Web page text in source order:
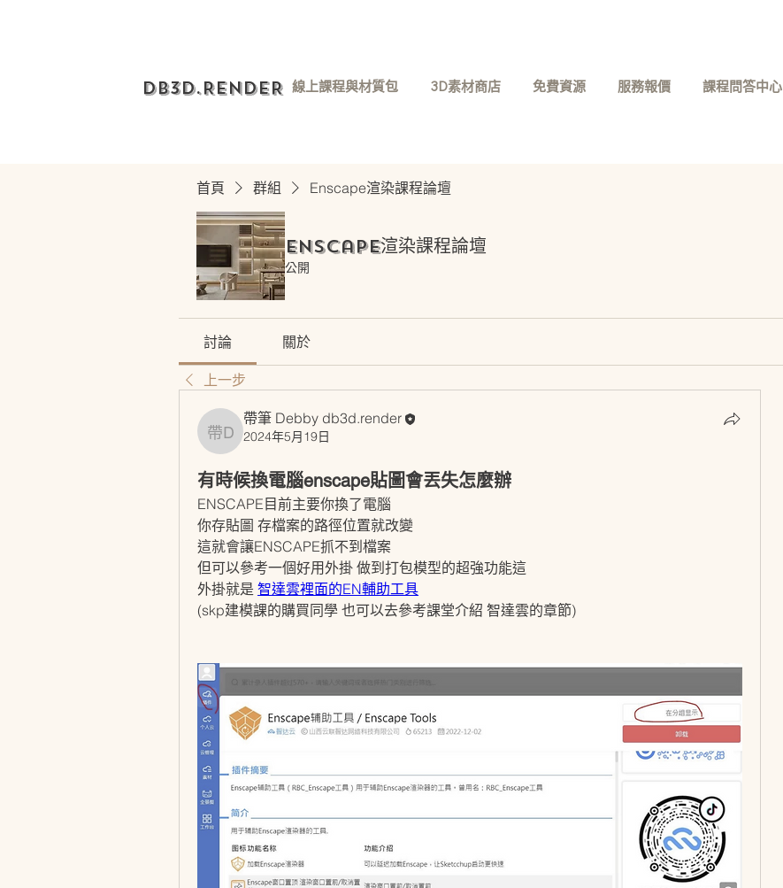
DB3D.RENDER 線上課程與材質包 3D素材商店 免費資源 服務報價 課程問答中心
首頁 群組 Enscape渲染課程論壇
Enscape渲染課程論壇
公開
討論 關於
上一步
帶筆 Debby db3d.render
帶筆 Debby db3d.render
2024年5月19日
有時候換電腦enscape貼圖會丟失怎麼辦
ENSCAPE目前主要你換了電腦
你存貼圖 存檔案的路徑位置就改變
這就會讓ENSCAPE抓不到檔案
但可以參考一個好用外掛 做到打包模型的超強功能這
外掛就是 智達雲裡面的EN輔助工具
(skp建模課的購買同學 也可以去參考課堂介紹 智達雲的章節)